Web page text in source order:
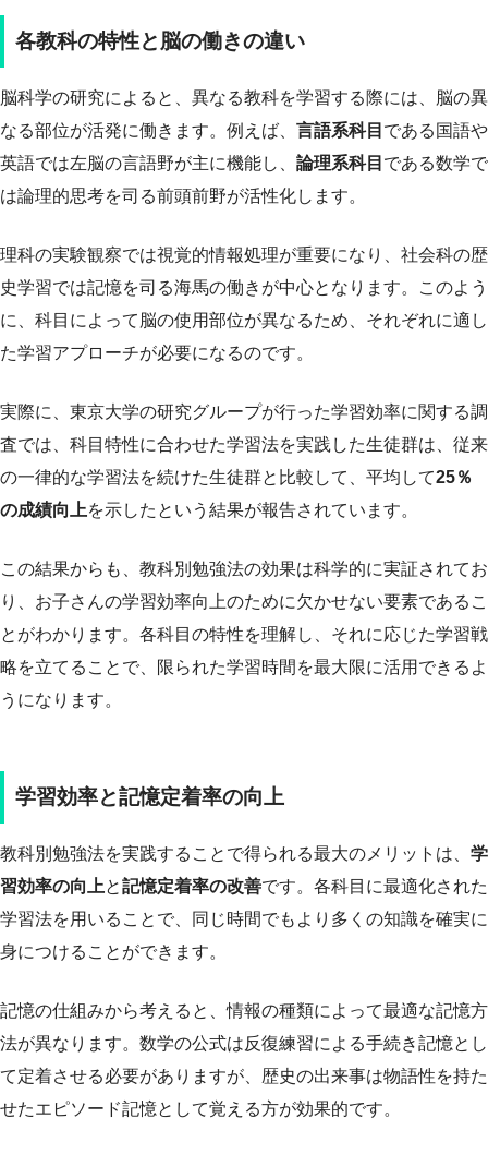
各教科の特性と脳の働きの違い
脳科学の研究によると、異なる教科を学習する際には、脳の異
なる部位が活発に働きます。例えば、 言語系科目 である国語や
英語では左脳の言語野が主に機能し、 論理系科目 である数学で
は論理的思考を司る前頭前野が活性化します。
理科の実験観察では視覚的情報処理が重要になり、社会科の歴
史学習では記憶を司る海馬の働きが中心となります。このよう
に、科目によって脳の使用部位が異なるため、それぞれに適し
た学習アプローチが必要になるのです。
実際に、東京大学の研究グループが行った学習効率に関する調
査では、科目特性に合わせた学習法を実践した生徒群は、従来
の一律的な学習法を続けた生徒群と比較して、平均して25％
の成績向上を示したという結果が報告されています。
この結果からも、教科別勉強法の効果は科学的に実証されてお
り、お子さんの学習効率向上のために欠かせない要素であるこ
とがわかります。各科目の特性を理解し、それに応じた学習戦
略を立てることで、限られた学習時間を最大限に活用できるよ
うになります。
学習効率と記憶定着率の向上
教科別勉強法を実践することで得られる最大のメリットは、 学
習効率の向上と記憶定着率の改善です。各科目に最適化された
学習法を用いることで、同じ時間でもより多くの知識を確実に
身につけることができます。
記憶の仕組みから考えると、情報の種類によって最適な記憶方
法が異なります。数学の公式は反復練習による手続き記憶とし
て定着させる必要がありますが、歴史の出来事は物語性を持た
せたエピソード記憶として覚える方が効果的です。